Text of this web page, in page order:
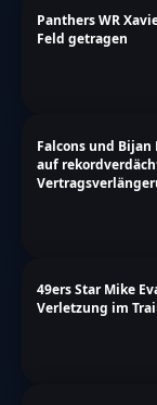
Panthers WR
Feld getragen
Falcons und
auf
49ers Star Mike
Verletzung im